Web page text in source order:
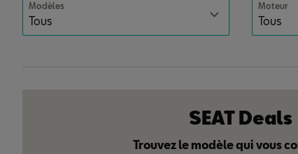
Modèles Moteur
SEAT Deals
Trouvez le modèle qui vous